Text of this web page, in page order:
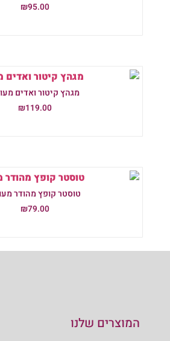
₪95.00
מגהץ קיטור ואדים מעוצב
₪119.00
טוסטר קופץ מהודר מעוצב
₪79.00
המוצרים שלנו